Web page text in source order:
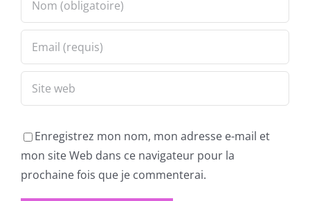
Enregistrez mon nom, mon adresse e-mail et
mon site Web dans ce navigateur pour la
prochaine fois que je commenterai.